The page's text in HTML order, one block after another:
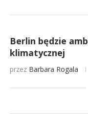
Berlin będzie
klimatycznej
przez Barbara Rogala